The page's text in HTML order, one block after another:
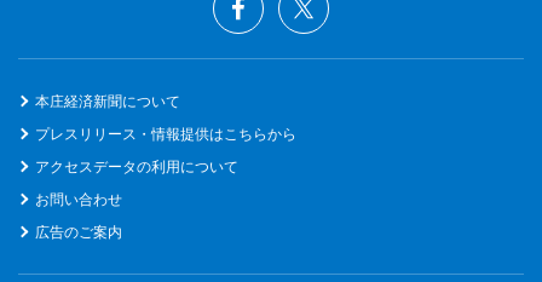
本庄経済新聞について
プレスリリース・情報提供はこちらから
アクセスデータの利用について
お問い合わせ
広告のご案内